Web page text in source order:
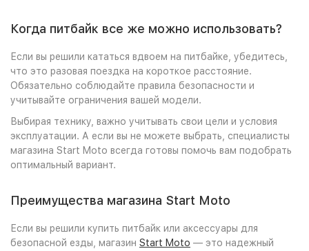
Когда питбайк все же можно использовать?
Если вы решили кататься вдвоем на питбайке, убедитесь,
что это разовая поездка на короткое расстояние.
Обязательно соблюдайте правила безопасности и
учитывайте ограничения вашей модели.
Выбирая технику, важно учитывать свои цели и условия
эксплуатации. А если вы не можете выбрать, специалисты
магазина Start Moto всегда готовы помочь вам подобрать
оптимальный вариант.
Преимущества магазина Start Moto
Если вы решили купить питбайк или аксессуары для
безопасной езды, магазин Start Moto — это надежный